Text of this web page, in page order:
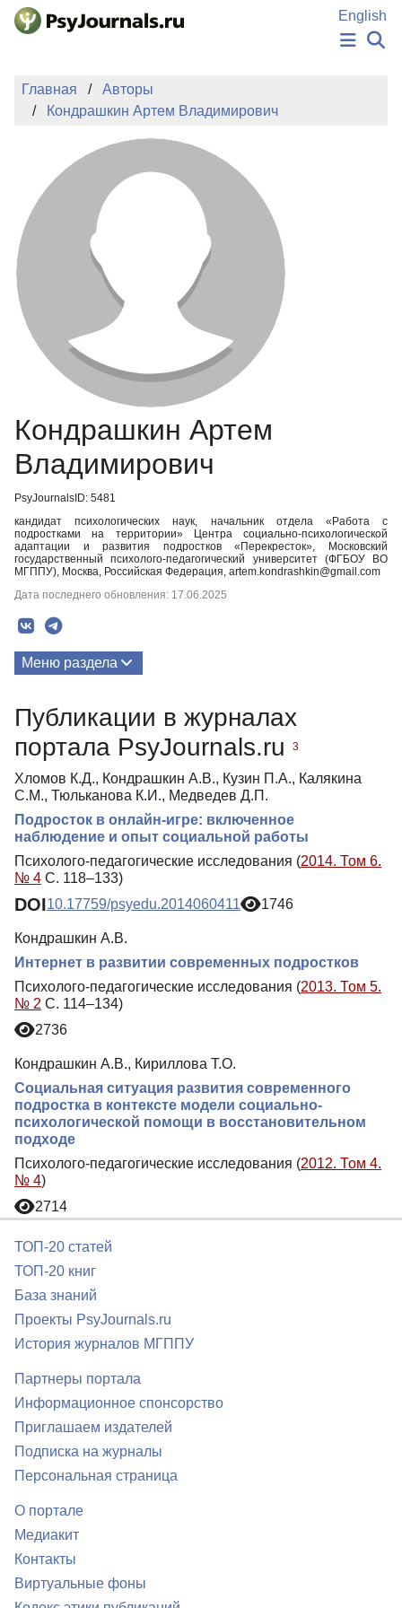
Перейти к основному содержанию
English
ИЗДАНИЯ
АВТОРЫ
ПОДАТЬ РУКОПИСЬ
БАЗА ЗНАНИЙ
КЛЮЧЕВЫЕ СЛОВА
Регистрация
Главная
Авторы
Кондрашкин Артем Владимирович
Кондрашкин Артем
Владимирович
PsyJournalsID: 5481
кандидат психологических наук, начальник отдела «Работа с
подростками на территории» Центра социально-психологической
адаптации и развития подростков «Перекресток», Московский
государственный психолого-педагогический университет (ФГБОУ ВО
МГППУ), Москва, Российская Федерация, artem.kondrashkin@gmail.com
Дата последнего обновления: 17.06.2025
Меню раздела
Публикации в журналах
портала PsyJournals.ru
3
Хломов К.Д., Кондрашкин А.В., Кузин П.А., Калякина
С.М., Тюльканова К.И., Медведев Д.П.
Подросток в онлайн-игре: включенное
наблюдение и опыт социальной работы
Психолого-педагогические исследования (2014. Том 6.
№ 4 С. 118–133)
DOI10.17759/psyedu.2014060411 1746
Кондрашкин А.В.
Интернет в развитии современных подростков
Психолого-педагогические исследования (2013. Том 5.
№ 2 С. 114–134)
2736
Кондрашкин А.В., Кириллова Т.О.
Социальная ситуация развития современного
подростка в контексте модели социально-
психологической помощи в восстановительном
подходе
Психолого-педагогические исследования (2012. Том 4.
№ 4)
2714
ТОП-20 статей
ТОП-20 книг
База знаний
Проекты PsyJournals.ru
История журналов МГППУ
Партнеры портала
Информационное спонсорство
Приглашаем издателей
Подписка на журналы
Персональная страница
О портале
Медиакит
Контакты
Виртуальные фоны